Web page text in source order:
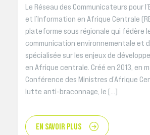
Le Réseau des Communicateurs pour
et l’Information en Afrique Centrale
plateforme sous régionale qui fédère
communication environnementale et
spécialisée sur les enjeux de
en Afrique centrale. Créé en 2013, en
Conférence des Ministres d’Afrique
lutte anti-braconnage, le […]
EN SAVOIR PLUS